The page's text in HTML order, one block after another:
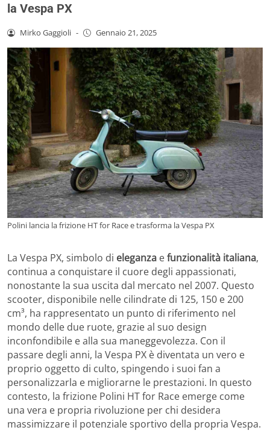
la Vespa PX
Mirko Gaggioli - Gennaio 21, 2025
Polini lancia la frizione HT for Race e trasforma la Vespa PX
La Vespa PX, simbolo di eleganza efunzionalità italiana,
continua a conquistare il cuore degli appassionati,
nonostante la sua uscita dal mercato nel 2007. Questo
scooter, disponibile nelle cilindrate di 125, 150 e 200
cm³, ha rappresentato un punto di riferimento nel
mondo delle due ruote, grazie al suo design
inconfondibile e alla sua maneggevolezza. Con il
passare degli anni, la Vespa PX è diventata un vero e
proprio oggetto di culto, spingendo i suoi fan a
personalizzarla e migliorarne le prestazioni. In questo
contesto, la frizione Polini HT for Race emerge come
una vera e propria rivoluzione per chi desidera
massimizzare il potenziale sportivo della propria Vespa.